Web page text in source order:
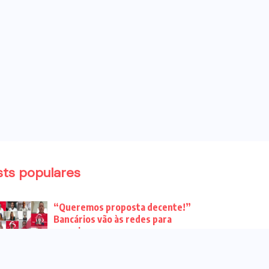
populares
“Queremos proposta decente!”
Bancários vão às redes para
pressionar a...